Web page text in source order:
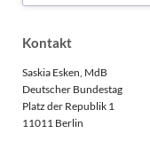
Kontakt
Saskia Esken, MdB
Deutscher Bundestag
Platz der Republik 1
11011 Berlin